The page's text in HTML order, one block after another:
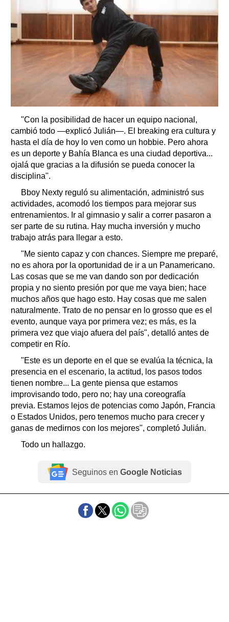
"Con la posibilidad de hacer un equipo nacional,
cambió todo —explicó Julián—. El breaking era cultura y
hasta el día de hoy lo ven como un hobbie. Pero ahora
es un deporte y Bahía Blanca es una ciudad deportiva...
ojalá que gracias a la difusión se pueda conocer la
disciplina".
Bboy Nexty reguló su alimentación, administró sus
actividades, acomodó los tiempos para mejorar sus
entrenamientos. Ir al gimnasio y salir a correr pasaron a
ser parte de su rutina. Hay mucha inversión y mucho
trabajo atrás para llegar a esto.
"Me siento capaz y con chances. Siempre me preparé,
no es ahora por la oportunidad de ir a un Panamericano.
Las cosas que se me van dando son por dedicación
propia y no siento presión por que me vaya bien; hace
muchos años que hago esto. Hay cosas que me salen
naturalmente. Trato de no pensar en lo grosso que es el
evento, aunque vaya por primera vez; es más, es la
primera vez que viajo afuera del país", detalló antes de
competir en Río.
"Este es un deporte en el que se evalúa la técnica, la
presencia en el escenario, la actitud, los pasos todos
tienen nombre... La gente piensa que estamos
improvisando todo, pero no; hay una coreografía
previa. Estamos lejos de potencias como Japón, Francia
o Estados Unidos, pero tenemos mucho para crecer y
ganas de medirnos con los mejores", completó Julián.
Todo un hallazgo.
Seguinos en Google Noticias